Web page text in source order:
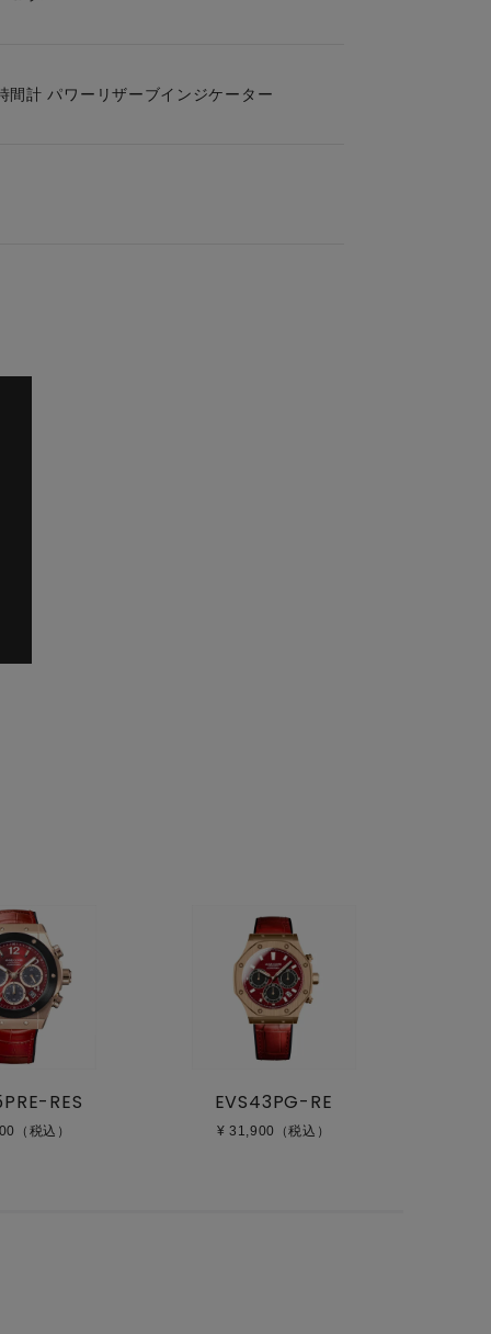
間計 パワーリザーブインジケーター
RES
（税込）
EVS43PG-RE
¥ 31,900（税込）